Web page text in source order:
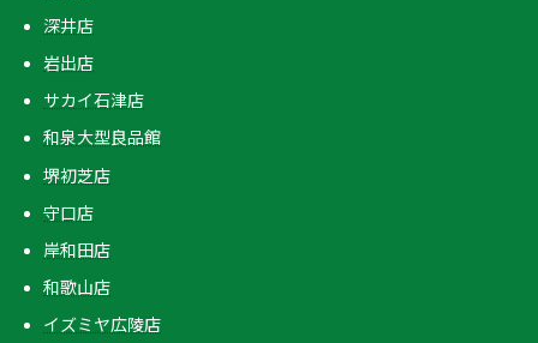
深井店
岩出店
サカイ石津店
和泉大型良品館
堺初芝店
守口店
岸和田店
和歌山店
イズミヤ広陵店